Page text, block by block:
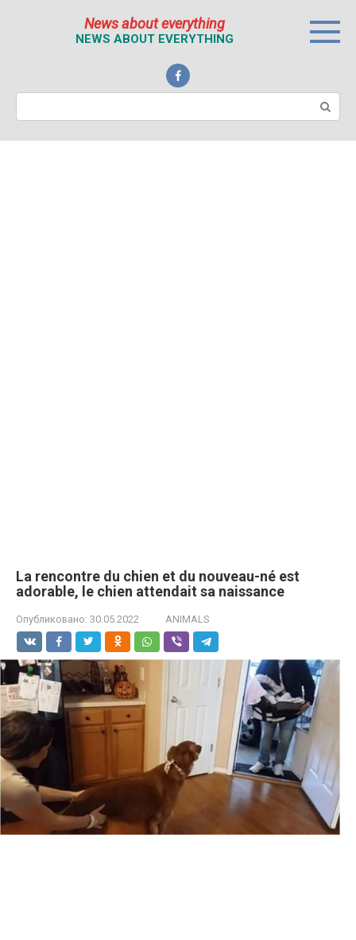
News about everything
NEWS ABOUT EVERYTHING
Поиск:
La rencontre du chien et du nouveau-né est
adorable, le chien attendait sa naissance
Опубликовано: 30.05.2022 ANIMALS